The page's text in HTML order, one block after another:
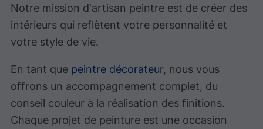
Notre mission d'artisan peintre est de créer des
intérieurs qui reflètent votre personnalité et
votre style de vie.
En tant que peintre décorateur, nous vous
offrons un accompagnement complet, du
conseil couleur à la réalisation des finitions.
Chaque projet de peinture est une occasion